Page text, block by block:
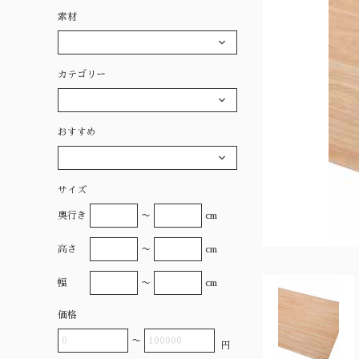
素材
カテゴリー
おすすめ
サイズ
奥行き 〜 cm
高さ 〜 cm
幅 〜 cm
価格
〜 円